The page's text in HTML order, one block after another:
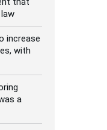
increase
with
a